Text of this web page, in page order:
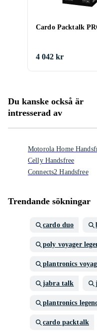
Cardo Packtalk
4 042 kr
Du kanske också är
intresserad av
Motorola Home
Celly Handsfree
Connects2 Handsfree
Trendande sökningar
cardo duo
poly voyager
plantronics
jabra talk
plantronics
cardo packtalk